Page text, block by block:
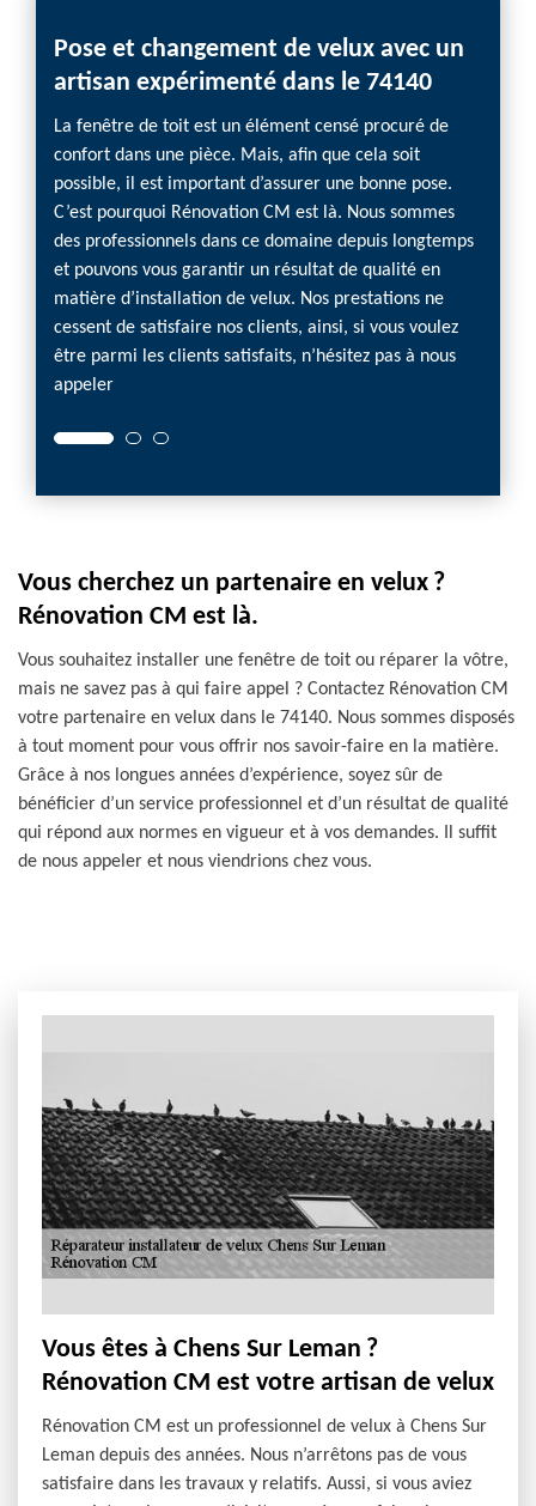
Pose et changement de velux avec un
artisan expérimenté dans le 74140
La fenêtre de toit est un élément censé procuré de
confort dans une pièce. Mais, afin que cela soit
possible, il est important d’assurer une bonne pose.
C’est pourquoi Rénovation CM est là. Nous sommes
des professionnels dans ce domaine depuis longtemps
et pouvons vous garantir un résultat de qualité en
matière d’installation de velux. Nos prestations ne
cessent de satisfaire nos clients, ainsi, si vous voulez
être parmi les clients satisfaits, n’hésitez pas à nous
appeler
Vous cherchez un partenaire en velux ?
Rénovation CM est là.
Vous souhaitez installer une fenêtre de toit ou réparer la vôtre,
mais ne savez pas à qui faire appel ? Contactez Rénovation CM
votre partenaire en velux dans le 74140. Nous sommes disposés
à tout moment pour vous offrir nos savoir-faire en la matière.
Grâce à nos longues années d’expérience, soyez sûr de
bénéficier d’un service professionnel et d’un résultat de qualité
qui répond aux normes en vigueur et à vos demandes. Il suffit
de nous appeler et nous viendrions chez vous.
Vous êtes à Chens Sur Leman ?
Rénovation CM est votre artisan de velux
Rénovation CM est un professionnel de velux à Chens Sur
Leman depuis des années. Nous n’arrêtons pas de vous
satisfaire dans les travaux y relatifs. Aussi, si vous aviez